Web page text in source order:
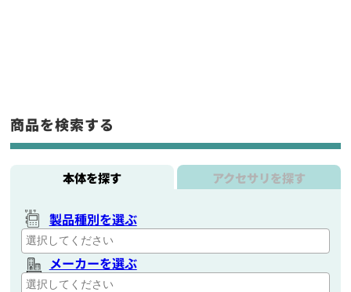
商品を検索する
本体を探す アクセサリを探す
製品種別を選ぶ
メーカーを選ぶ